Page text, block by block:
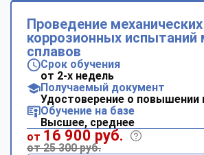
Проведение
коррозионных испытаний
сплавов
Срок обучения
от 2-х недель
Получаемый документ
Удостоверение о повышении
Обучение на базе
Высшее, среднее
от 16 900 руб.
от 25 300 руб.